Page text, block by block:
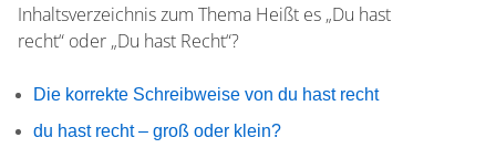
Inhaltsverzeichnis zum Thema Heißt es „Du hast
recht“ oder „Du hast Recht“?
Die korrekte Schreibweise von du hast recht
du hast recht – groß oder klein?